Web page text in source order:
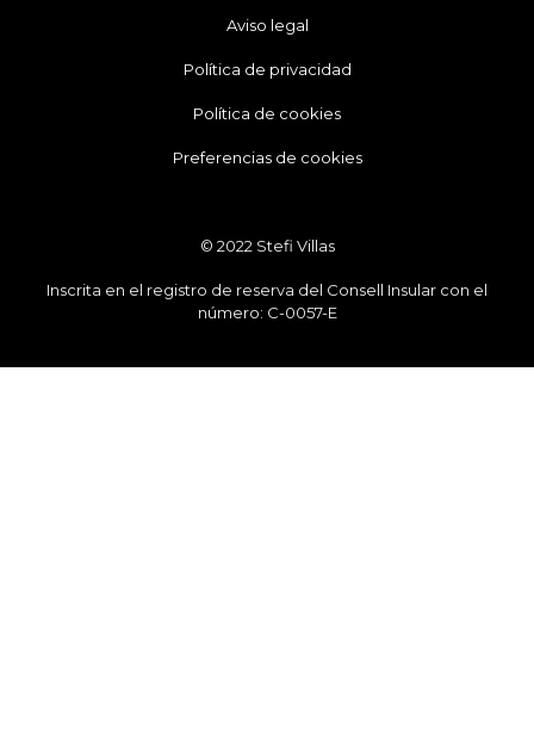
Aviso legal
Política de privacidad
Política de cookies
Preferencias de cookies
© 2022 Stefi Villas
Inscrita en el registro de reserva del Consell Insular con el
número: C-0057-E